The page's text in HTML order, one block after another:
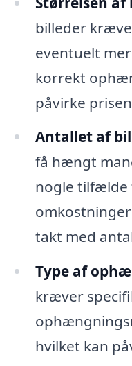
billeder
eventuelt
korrekt
påvirke
Antallet af
få hængt
nogle tilfælde
takt med
Type af
kræver
hvilket kan